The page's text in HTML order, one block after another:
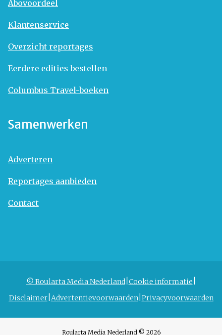
Abovoordeel
Klantenservice
Overzicht reportages
Eerdere edities bestellen
Columbus Travel-boeken
Samenwerken
Adverteren
Reportages aanbieden
Contact
© Roularta Media Nederland Cookie informatie
Disclaimer Advertentievoorwaarden Privacyvoorwaarden
Roularta Media Nederland © 2026